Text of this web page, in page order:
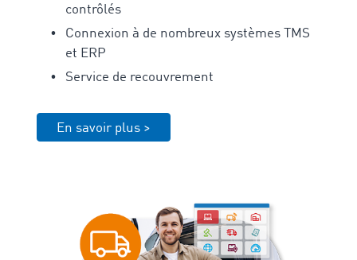
contrôlés
Connexion à de nombreux systèmes TMS
et ERP
Service de recouvrement
En savoir plus >